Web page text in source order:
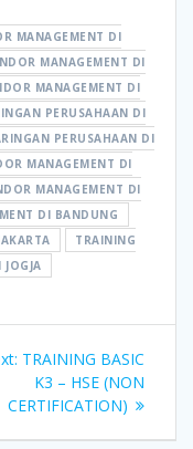
MANAGEMENT DI
MANAGEMENT DI
MANAGEMENT DI
PERUSAHAAN DI
PERUSAHAAN DI
MANAGEMENT DI
MANAGEMENT DI
DI BANDUNG
TRAINING
Next
post:
TRAINING BASIC
K3 – HSE (NON
CERTIFICATION)